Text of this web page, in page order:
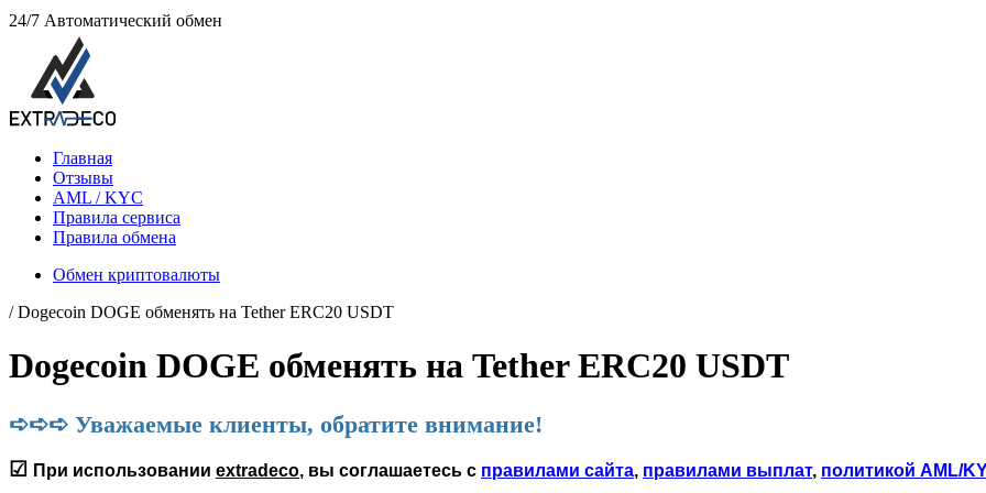
24/7 Автоматический обмен
Главная
Отзывы
AML / KYC
Правила сервиса
Правила обмена
Обмен криптовалюты
/ Dogecoin DOGE обменять на Tether ERC20 USDT
Dogecoin DOGE обменять на Tether ERC20 USDT
➪➪➪ Уважаемые клиенты, обратите внимание!
☑ При использовании extradeco, вы соглашаетесь с правилами сайта, правилами выплат, политикой AML/